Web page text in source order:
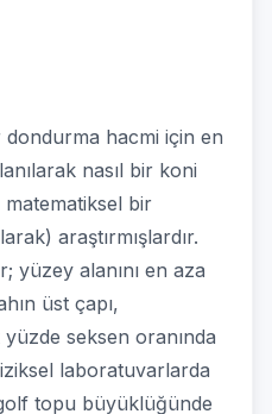
dondurma hacmi için en
nasıl bir koni
matematiksel bir
araştırmışlardır.
yüzey alanını en aza
üst çapı,
seksen oranında
laboratuvarlarda
topu büyüklüğünde